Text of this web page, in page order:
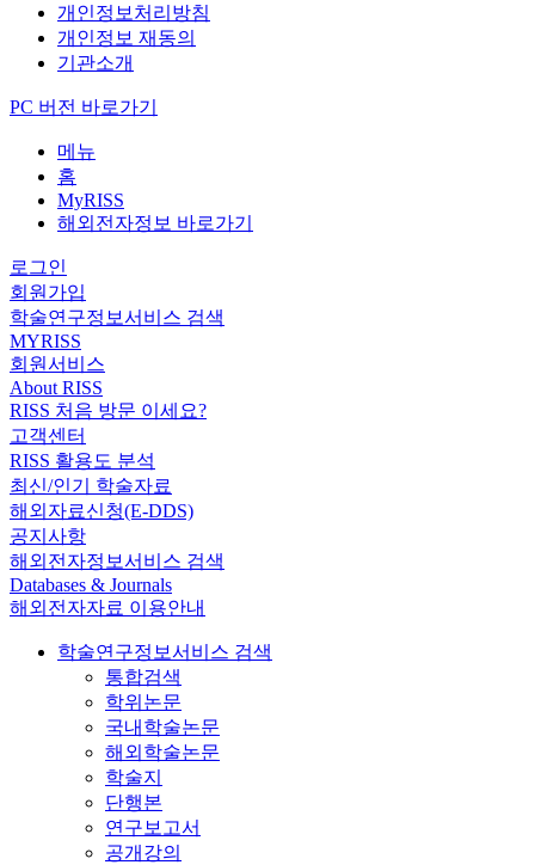
개인정보처리방침
개인정보 재동의
기관소개
PC 버전 바로가기
메뉴
홈
MyRISS
해외전자정보 바로가기
로그인
회원가입
학술연구정보서비스 검색
MYRISS
회원서비스
About RISS
RISS 처음 방문 이세요?
고객센터
RISS 활용도 분석
최신/인기 학술자료
해외자료신청(E-DDS)
공지사항
해외전자정보서비스 검색
Databases & Journals
해외전자자료 이용안내
학술연구정보서비스 검색
통합검색
학위논문
국내학술논문
해외학술논문
학술지
단행본
연구보고서
공개강의